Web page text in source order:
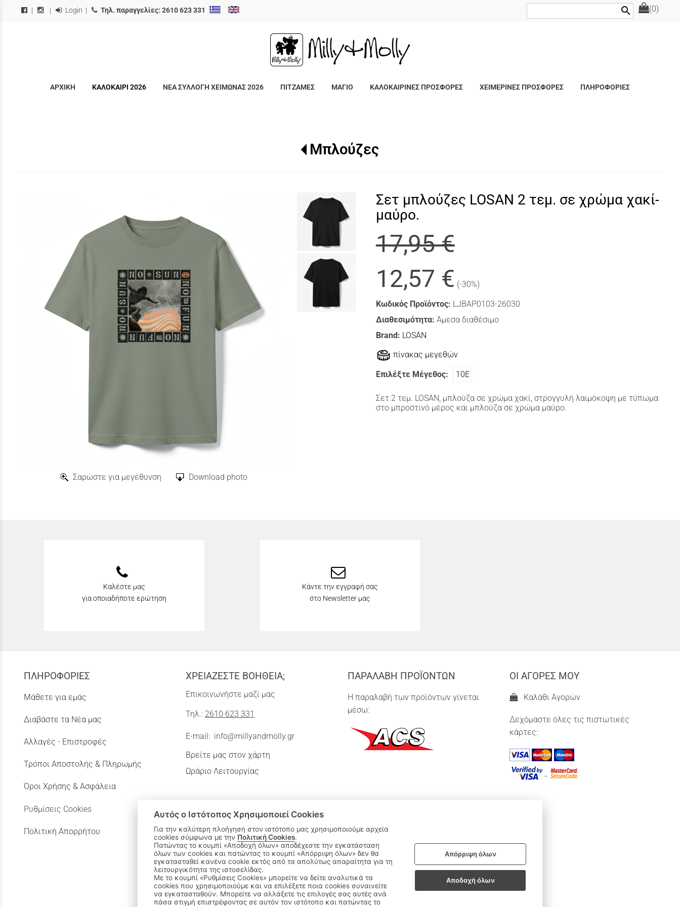
Login | Τηλ. παραγγελίες: 2610 623 331 (0)
search
ΑΡΧΙΚΗ ΚΑΛΟΚΑΙΡΙ 2026 ΝΕΑ ΣΥΛΛΟΓΗ ΧΕΙΜΩΝΑΣ 2026 ΠΙΤΖΑΜΕΣ ΜΑΓΙΟ ΚΑΛΟΚΑΙΡΙΝΕΣ ΠΡΟΣΦΟΡΕΣ ΧΕΙΜΕΡΙΝΕΣ ΠΡΟΣΦΟΡΕΣ ΠΛΗΡΟΦΟΡΙΕΣ
Μπλούζες
Σαρώστε για μεγέθυνση Download photo
Σετ μπλούζες LOSAN 2 τεμ. σε χρώμα χακί-
μαύρο.
17,95 €
12,57 € (-30%)
Κωδικός Προϊόντος: LJBAP0103-26030
Διαθεσιμότητα: Άμεσα διαθέσιμο
Brand: LOSAN
πίνακας μεγεθών
Επιλέξτε Μέγεθος: 10Ε
Σετ 2 τεμ. LOSAN, μπλούζα σε χρώμα χακί, στρογγυλή λαιμόκοψη με τύπωμα
στο μπροστινό μέρος και μπλούζα σε χρώμα μαύρο.
Καλέστε μας
για οποιαδήποτε ερώτηση
Κάντε την εγγραφή σας
στο Newsletter μας
ΠΛΗΡΟΦΟΡΙΕΣ
Μάθετε για εμάς
Διαβάστε τα Νέα μας
Αλλαγές - Επιστροφές
Τρόποι Αποστολής & Πληρωμής
Όροι Χρήσης & Ασφάλεια
Ρυθμίσεις Cookies
Πολιτική Απορρήτου
ΧΡΕΙΑΖΕΣΤΕ ΒΟΗΘΕΙΑ;
Επικοινωνήστε μαζί μας
Τηλ.: 2610 623 331
E-mail: info@millyandmolly.gr
Βρείτε μας στον χάρτη
Ωράριο Λειτουργίας
ΠΑΡΑΛΑΒΗ ΠΡΟΪΟΝΤΩΝ
Η παραλαβή των προϊόντων γίνεται
μέσω:
ΟΙ ΑΓΟΡΕΣ ΜΟΥ
Καλάθι Αγορών
Δεχόμαστε όλες τις πιστωτικές
κάρτες:
ΑΚΟΛΟΥΘΗΣΤΕ ΜΑΣ: |
Sitemap/Login
Αυτός ο Ιστότοπος Χρησιμοποιεί Cookies
Για την καλύτερη πλοήγηση στον ιστότοπο μας χρησιμοποιούμε αρχεία
cookies σύμφωνα με την Πολιτική Cookies.
Πατώντας το κουμπί «Αποδοχή όλων» αποδέχεστε την εγκατάσταση
όλων των cookies και πατώντας το κουμπί «Απόρριψη όλων» δεν θα
εγκατασταθεί κανένα cookie εκτός από τα απολύτως απαραίτητα για τη
λειτουργικότητα της ιστοσελίδας.
Με το κουμπί «Ρυθμίσεις Cookies» μπορείτε να δείτε αναλυτικά τα
cookies που χρησιμοποιούμε και να επιλέξετε ποια cookies συναινείτε
να εγκατασταθούν. Μπορείτε να αλλάξετε τις επιλογές σας αυτές ανά
πάσα στιγμή επιστρέφοντας σε αυτόν τον ιστότοπο και πατώντας το
Απόρριψη όλων
Αποδοχή όλων